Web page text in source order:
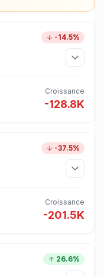
-14.5%
Croissance
-128.8K
-37.5%
Croissance
-201.5K
26.6%